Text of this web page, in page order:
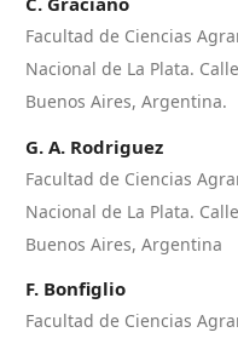
Facultad de Ciencias
Nacional de La Plata.
Buenos Aires, Argentina.
G. A. Rodriguez
Facultad de Ciencias
Nacional de La Plata.
Buenos Aires, Argentina
F. Bonfiglio
Facultad de Ciencias